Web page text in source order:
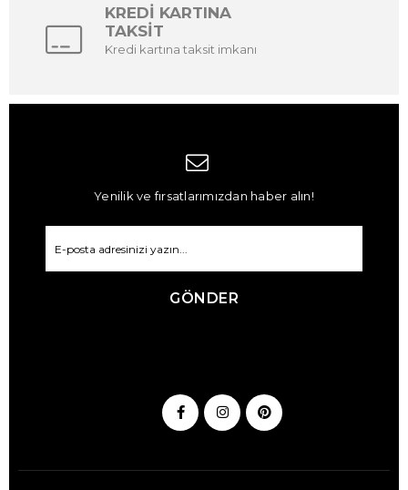
KREDİ KARTINA
TAKSİT
Kredi kartına taksit imkanı
Yenilik ve fırsatlarımızdan haber alın!
GÖNDER